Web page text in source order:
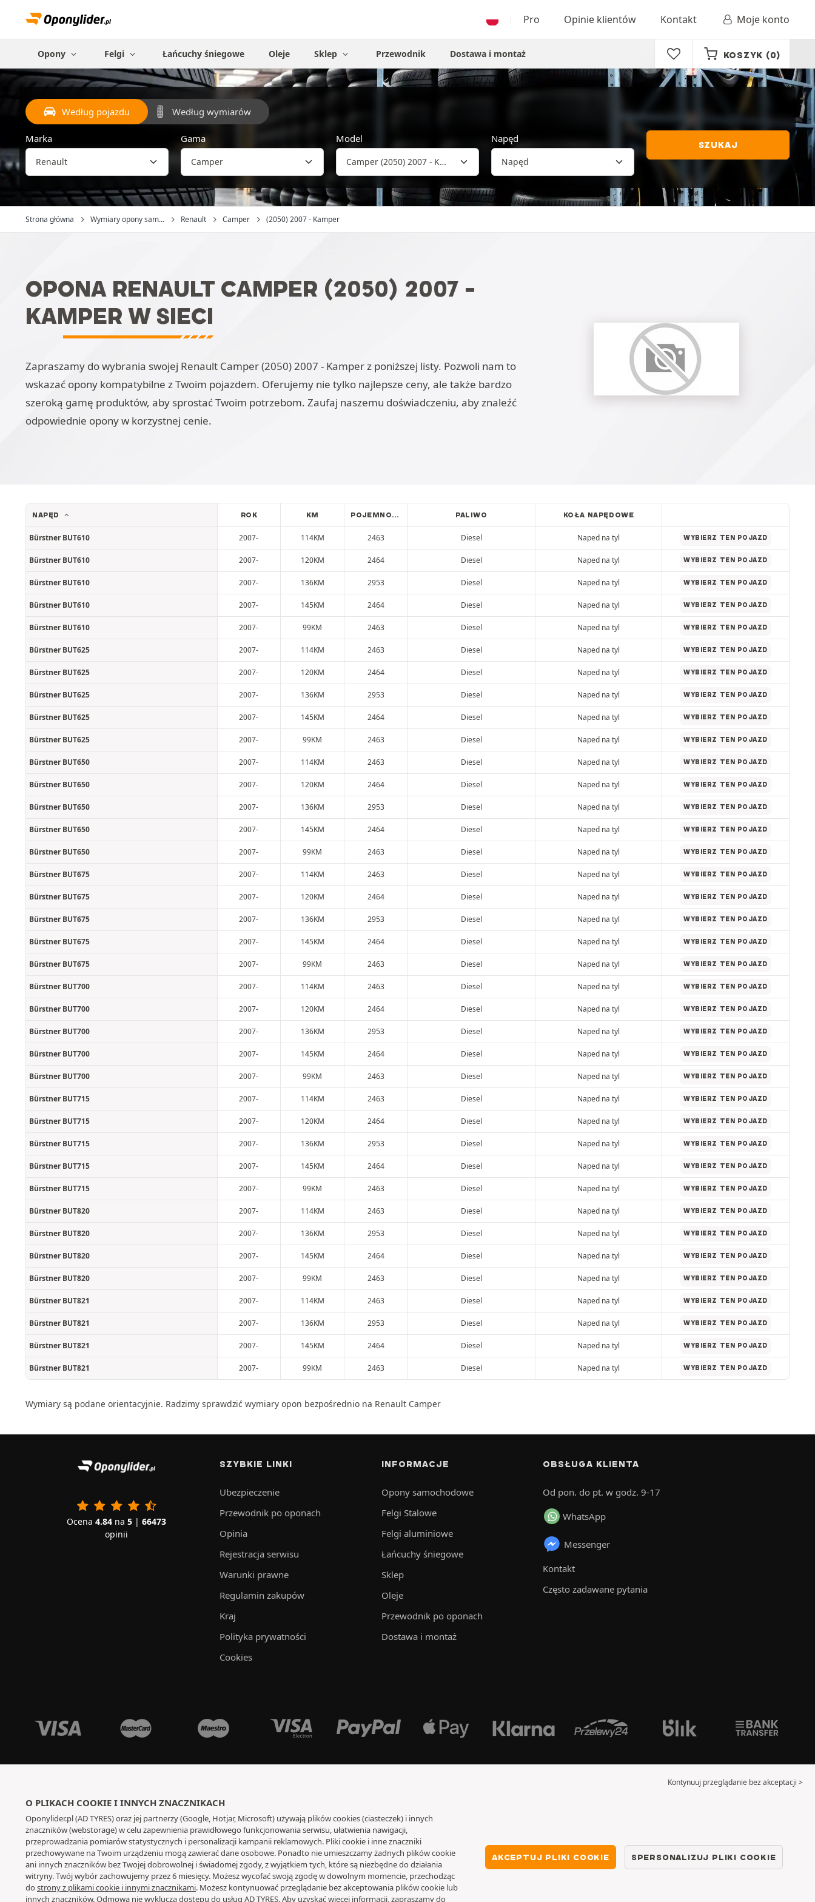
Pro Opinie klientów Kontakt Moje konto
Opony Felgi Łańcuchy śniegowe Oleje Sklep Przewodnik Dostawa i montaż KOSZYK (0)
Według pojazdu Według wymiarów
Marka Gama Model Napęd
SZUKAJ
Strona główna Wymiary opony sam... Renault Camper (2050) 2007 - Kamper
OPONA RENAULT CAMPER (2050) 2007 -
KAMPER W SIECI
Zapraszamy do wybrania swojej Renault Camper (2050) 2007 - Kamper z poniższej listy. Pozwoli nam to
wskazać opony kompatybilne z Twoim pojazdem. Oferujemy nie tylko najlepsze ceny, ale także bardzo
szeroką gamę produktów, aby sprostać Twoim potrzebom. Zaufaj naszemu doświadczeniu, aby znaleźć
odpowiednie opony w korzystnej cenie.
NAPĘD ROK KM POJEMNOŚĆ PALIWO KOŁA NAPĘDOWE
Bürstner BUT610 2007- 114KM 2463 Diesel Naped na tyl WYBIERZ TEN POJAZD
Bürstner BUT610 2007- 120KM 2464 Diesel Naped na tyl WYBIERZ TEN POJAZD
Bürstner BUT610 2007- 136KM 2953 Diesel Naped na tyl WYBIERZ TEN POJAZD
Bürstner BUT610 2007- 145KM 2464 Diesel Naped na tyl WYBIERZ TEN POJAZD
Bürstner BUT610 2007- 99KM 2463 Diesel Naped na tyl WYBIERZ TEN POJAZD
Bürstner BUT625 2007- 114KM 2463 Diesel Naped na tyl WYBIERZ TEN POJAZD
Bürstner BUT625 2007- 120KM 2464 Diesel Naped na tyl WYBIERZ TEN POJAZD
Bürstner BUT625 2007- 136KM 2953 Diesel Naped na tyl WYBIERZ TEN POJAZD
Bürstner BUT625 2007- 145KM 2464 Diesel Naped na tyl WYBIERZ TEN POJAZD
Bürstner BUT625 2007- 99KM 2463 Diesel Naped na tyl WYBIERZ TEN POJAZD
Bürstner BUT650 2007- 114KM 2463 Diesel Naped na tyl WYBIERZ TEN POJAZD
Bürstner BUT650 2007- 120KM 2464 Diesel Naped na tyl WYBIERZ TEN POJAZD
Bürstner BUT650 2007- 136KM 2953 Diesel Naped na tyl WYBIERZ TEN POJAZD
Bürstner BUT650 2007- 145KM 2464 Diesel Naped na tyl WYBIERZ TEN POJAZD
Bürstner BUT650 2007- 99KM 2463 Diesel Naped na tyl WYBIERZ TEN POJAZD
Bürstner BUT675 2007- 114KM 2463 Diesel Naped na tyl WYBIERZ TEN POJAZD
Bürstner BUT675 2007- 120KM 2464 Diesel Naped na tyl WYBIERZ TEN POJAZD
Bürstner BUT675 2007- 136KM 2953 Diesel Naped na tyl WYBIERZ TEN POJAZD
Bürstner BUT675 2007- 145KM 2464 Diesel Naped na tyl WYBIERZ TEN POJAZD
Bürstner BUT675 2007- 99KM 2463 Diesel Naped na tyl WYBIERZ TEN POJAZD
Bürstner BUT700 2007- 114KM 2463 Diesel Naped na tyl WYBIERZ TEN POJAZD
Bürstner BUT700 2007- 120KM 2464 Diesel Naped na tyl WYBIERZ TEN POJAZD
Bürstner BUT700 2007- 136KM 2953 Diesel Naped na tyl WYBIERZ TEN POJAZD
Bürstner BUT700 2007- 145KM 2464 Diesel Naped na tyl WYBIERZ TEN POJAZD
Bürstner BUT700 2007- 99KM 2463 Diesel Naped na tyl WYBIERZ TEN POJAZD
Bürstner BUT715 2007- 114KM 2463 Diesel Naped na tyl WYBIERZ TEN POJAZD
Bürstner BUT715 2007- 120KM 2464 Diesel Naped na tyl WYBIERZ TEN POJAZD
Bürstner BUT715 2007- 136KM 2953 Diesel Naped na tyl WYBIERZ TEN POJAZD
Bürstner BUT715 2007- 145KM 2464 Diesel Naped na tyl WYBIERZ TEN POJAZD
Bürstner BUT715 2007- 99KM 2463 Diesel Naped na tyl WYBIERZ TEN POJAZD
Bürstner BUT820 2007- 114KM 2463 Diesel Naped na tyl WYBIERZ TEN POJAZD
Bürstner BUT820 2007- 136KM 2953 Diesel Naped na tyl WYBIERZ TEN POJAZD
Bürstner BUT820 2007- 145KM 2464 Diesel Naped na tyl WYBIERZ TEN POJAZD
Bürstner BUT820 2007- 99KM 2463 Diesel Naped na tyl WYBIERZ TEN POJAZD
Bürstner BUT821 2007- 114KM 2463 Diesel Naped na tyl WYBIERZ TEN POJAZD
Bürstner BUT821 2007- 136KM 2953 Diesel Naped na tyl WYBIERZ TEN POJAZD
Bürstner BUT821 2007- 145KM 2464 Diesel Naped na tyl WYBIERZ TEN POJAZD
Bürstner BUT821 2007- 99KM 2463 Diesel Naped na tyl WYBIERZ TEN POJAZD
Wymiary są podane orientacyjnie. Radzimy sprawdzić wymiary opon bezpośrednio na Renault Camper
Ocena 4.84 na 5 | 66473
opinii
SZYBKIE LINKI
Ubezpieczenie
Przewodnik po oponach
Opinia
Rejestracja serwisu
Warunki prawne
Regulamin zakupów
Kraj
Polityka prywatności
Cookies
INFORMACJE
Opony samochodowe
Felgi Stalowe
Felgi aluminiowe
Łańcuchy śniegowe
Sklep
Oleje
Przewodnik po oponach
Dostawa i montaż
OBSŁUGA KLIENTA
Od pon. do pt. w godz. 9-17
WhatsApp
Messenger
Kontakt
Często zadawane pytania
Kontynuuj przeglądanie bez akceptacji >
O PLIKACH COOKIE I INNYCH ZNACZNIKACH
Oponylider.pl (AD TYRES) oraz jej partnerzy (Google, Hotjar, Microsoft) używają plików cookies (ciasteczek) i innych
znaczników (webstorage) w celu zapewnienia prawidłowego funkcjonowania serwisu, ułatwienia nawigacji,
przeprowadzania pomiarów statystycznych i personalizacji kampanii reklamowych. Pliki cookie i inne znaczniki
przechowywane na Twoim urządzeniu mogą zawierać dane osobowe. Ponadto nie umieszczamy żadnych plików cookie
ani innych znaczników bez Twojej dobrowolnej i świadomej zgody, z wyjątkiem tych, które są niezbędne do działania
witryny. Twój wybór zachowujemy przez 6 miesięcy. Możesz wycofać swoją zgodę w dowolnym momencie, przechodząc
do strony z plikami cookie i innymi znacznikami. Możesz kontynuować przeglądanie bez akceptowania plików cookie lub
innych znaczników. Odmowa nie wyklucza dostępu do usług AD TYRES. Aby uzyskać więcej informacji, zapraszamy do
AKCEPTUJ PLIKI COOKIE SPERSONALIZUJ PLIKI COOKIE